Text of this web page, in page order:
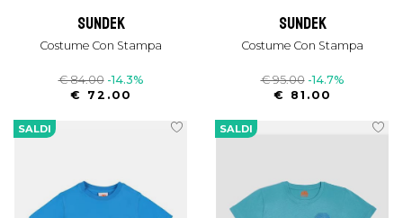
sundek
Costume Con Stampa
€ 84.00 -14.3%
€ 72.00
sundek
Costume Con Stampa
€ 95.00 -14.7%
€ 81.00
SALDI SALDI